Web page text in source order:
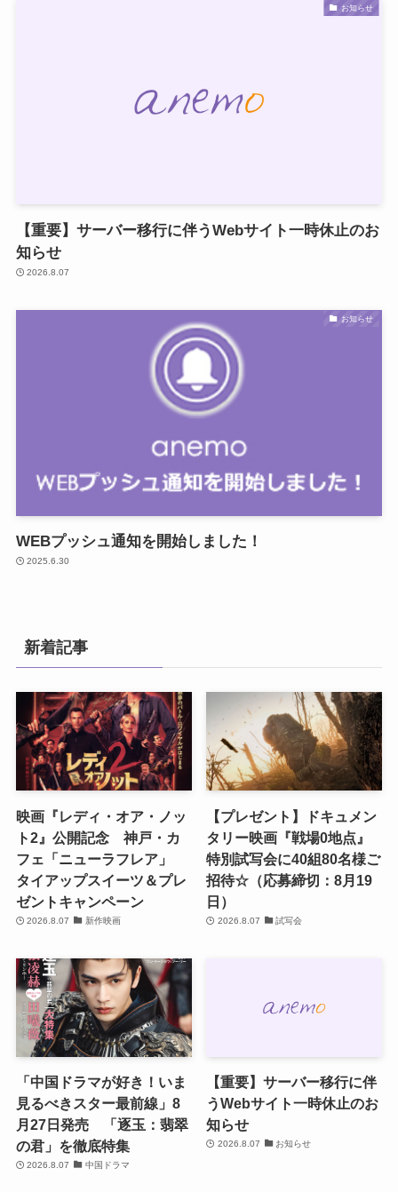
お知らせ
【重要】サーバー移行に伴うWebサイト一時休止のお
知らせ
2026.8.07
お知らせ
WEBプッシュ通知を開始しました！
2025.6.30
新着記事
映画『レディ・オア・ノッ
ト2』公開記念 神戸・カ
フェ「ニューラフレア」
タイアップスイーツ＆プレ
ゼントキャンペーン
2026.8.07 新作映画
【プレゼント】ドキュメン
タリー映画『戦場0地点』
特別試写会に40組80名様ご
招待☆（応募締切：8月19
日）
2026.8.07 試写会
「中国ドラマが好き！いま
見るべきスター最前線」8
月27日発売 「逐玉：翡翠
の君」を徹底特集
2026.8.07 中国ドラマ
【重要】サーバー移行に伴
うWebサイト一時休止のお
知らせ
2026.8.07 お知らせ